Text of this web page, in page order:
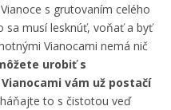
s grutovaním celého
sa musí lesknúť, voňať a byť
Vianocami nemá nič
urobiť s
vám už postačí
to s čistotou veď